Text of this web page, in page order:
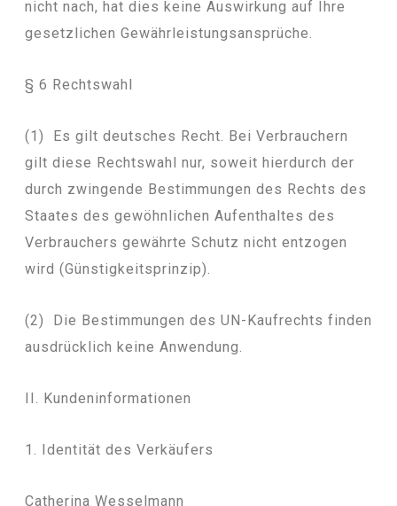
nicht nach, hat dies keine Auswirkung auf Ihre
gesetzlichen Gewährleistungsansprüche.
§ 6 Rechtswahl
(1) Es gilt deutsches Recht. Bei Verbrauchern
gilt diese Rechtswahl nur, soweit hierdurch der
durch zwingende Bestimmungen des Rechts des
Staates des gewöhnlichen Aufenthaltes des
Verbrauchers gewährte Schutz nicht entzogen
wird (Günstigkeitsprinzip).
(2) Die Bestimmungen des UN-Kaufrechts finden
ausdrücklich keine Anwendung.
II. Kundeninformationen
1. Identität des Verkäufers
Catherina Wesselmann